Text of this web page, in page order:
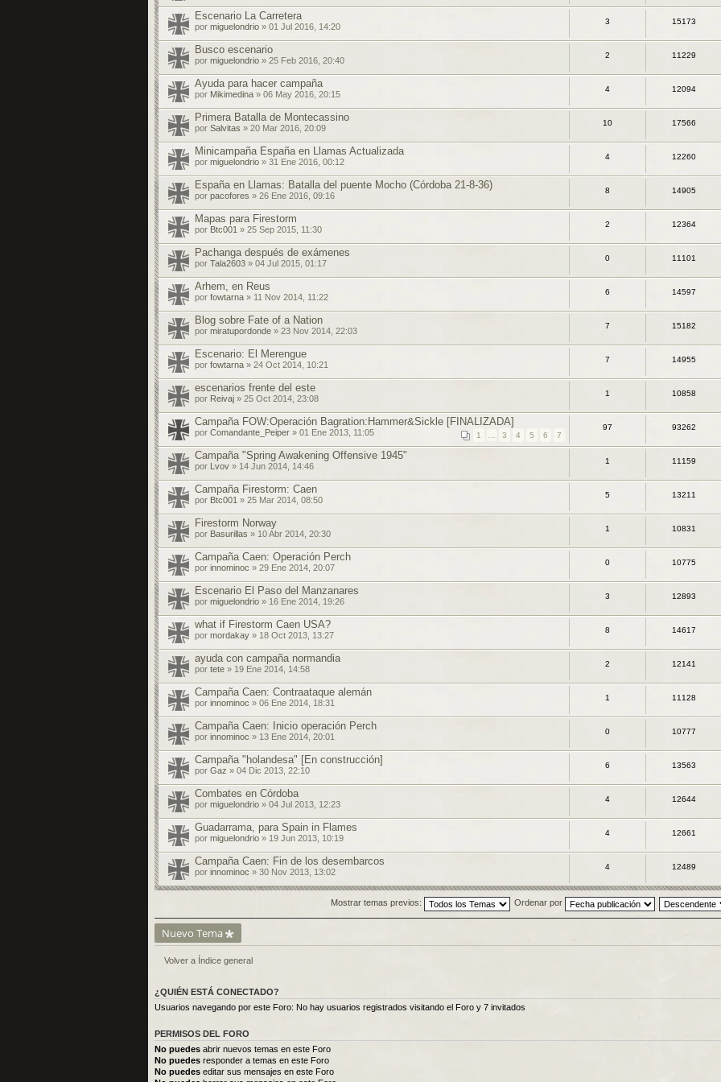
Escenario La Carretera
por miguelondrio » 01 Jul 2016, 14:20
3 15173
Busco escenario
por miguelondrio » 25 Feb 2016, 20:40
2 11229
Ayuda para hacer campaña
por Mikimedina » 06 May 2016, 20:15
4 12094
Primera Batalla de Montecassino
por Salvitas » 20 Mar 2016, 20:09
10 17566
Minicampaña España en Llamas Actualizada
por miguelondrio » 31 Ene 2016, 00:12
4 12260
España en Llamas: Batalla del puente Mocho (Córdoba 21-8-36)
por pacofores » 26 Ene 2016, 09:16
8 14905
Mapas para Firestorm
por Btc001 » 25 Sep 2015, 11:30
2 12364
Pachanga después de exámenes
por Tala2603 » 04 Jul 2015, 01:17
0 11101
Arhem, en Reus
por fowtarna » 11 Nov 2014, 11:22
6 14597
Blog sobre Fate of a Nation
por miratupordonde » 23 Nov 2014, 22:03
7 15182
Escenario: El Merengue
por fowtarna » 24 Oct 2014, 10:21
7 14955
escenarios frente del este
por Reivaj » 25 Oct 2014, 23:08
1 10858
Campaña FOW:Operación Bagration:Hammer&Sickle [FINALIZADA]
1 3 4 5 6 7
por Comandante_Peiper » 01 Ene 2013, 11:05
97 93262
Campaña "Spring Awakening Offensive 1945"
por Lvov » 14 Jun 2014, 14:46
1 11159
Campaña Firestorm: Caen
por Btc001 » 25 Mar 2014, 08:50
5 13211
Firestorm Norway
por Basurillas » 10 Abr 2014, 20:30
1 10831
Campaña Caen: Operación Perch
por innominoc » 29 Ene 2014, 20:07
0 10775
Escenario El Paso del Manzanares
por miguelondrio » 16 Ene 2014, 19:26
3 12893
what if Firestorm Caen USA?
por mordakay » 18 Oct 2013, 13:27
8 14617
ayuda con campaña normandia
por tete » 19 Ene 2014, 14:58
2 12141
Campaña Caen: Contraataque alemán
por innominoc » 06 Ene 2014, 18:31
1 11128
Campaña Caen: Inicio operación Perch
por innominoc » 13 Ene 2014, 20:01
0 10777
Campaña "holandesa" [En construcción]
por Gaz » 04 Dic 2013, 22:10
6 13563
Combates en Córdoba
por miguelondrio » 04 Jul 2013, 12:23
4 12644
Guadarrama, para Spain in Flames
por miguelondrio » 19 Jun 2013, 10:19
4 12661
Campaña Caen: Fin de los desembarcos
por innominoc » 30 Nov 2013, 13:02
4 12489
Mostrar temas previos: Ordenar por
Nuevo Tema
Volver a Índice general
¿QUIÉN ESTÁ CONECTADO?
Usuarios navegando por este Foro: No hay usuarios registrados visitando el Foro y 7 invitados
PERMISOS DEL FORO
No puedes abrir nuevos temas en este Foro
No puedes responder a temas en este Foro
No puedes editar sus mensajes en este Foro